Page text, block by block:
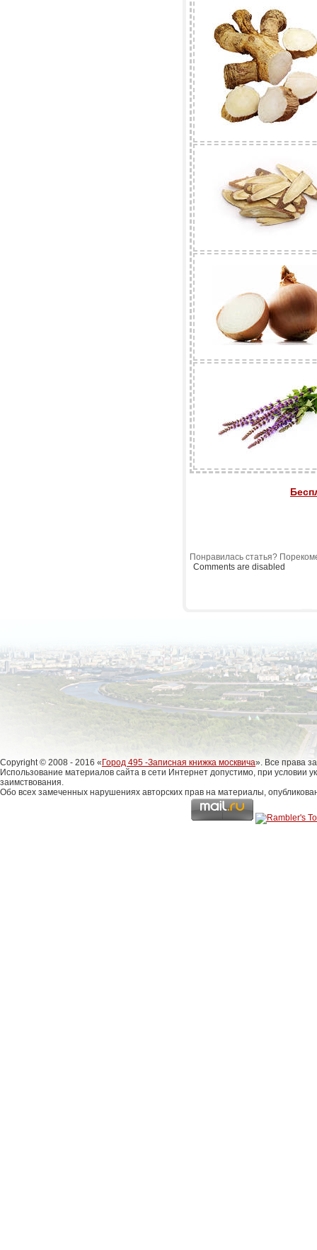
Понравилась статья?
Comments are disabled
Copyright © 2008 - 2016 « Город 495 -Записная книжка москвича». Все права
Использование материалов сайта в сети Интернет допустимо, при условии
заимствования.
Обо всех замеченных нарушениях авторских прав на материалы,